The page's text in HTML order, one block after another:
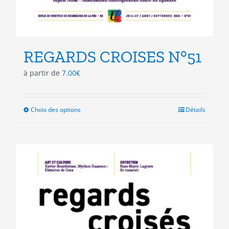
REGARDS CROISES N°51
à partir de 7.00€
Choix des optionsCe
variations.
Les
peuvent
être
choisies
sur
Détails